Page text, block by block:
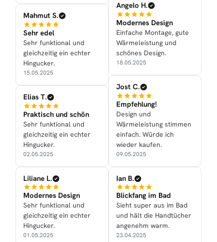
Mahmut S.
Sehr edel
Sehr funktional und
gleichzeitig ein echter
Hingucker.
15.05.2025
Elias T.
Praktisch und schön
Sehr funktional und
gleichzeitig ein echter
Hingucker.
02.05.2025
Liliane L.
Modernes Design
Sehr funktional und
gleichzeitig ein echter
Hingucker.
01.05.2025
Angelo H.
Modernes Design
Einfache Montage, gute
Wärmeleistung und
schönes Design.
18.05.2025
Jost C.
Empfehlung!
Design und
Wärmeleistung stimmen
einfach. Würde ich
wieder kaufen.
09.05.2025
Ian B.
Blickfang im Bad
Sieht super aus im Bad
und hält die Handtücher
angenehm warm.
23.04.2025